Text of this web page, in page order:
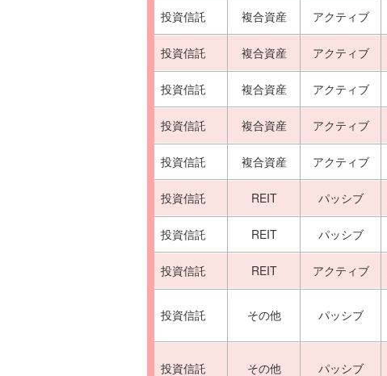
投資信託 複合資産 アクティブ
投資信託 複合資産 アクティブ
投資信託 複合資産 アクティブ
投資信託 複合資産 アクティブ
投資信託 複合資産 アクティブ
投資信託 REIT パッシブ
投資信託 REIT パッシブ
投資信託 REIT アクティブ
投資信託 その他 パッシブ
投資信託 その他 パッシブ